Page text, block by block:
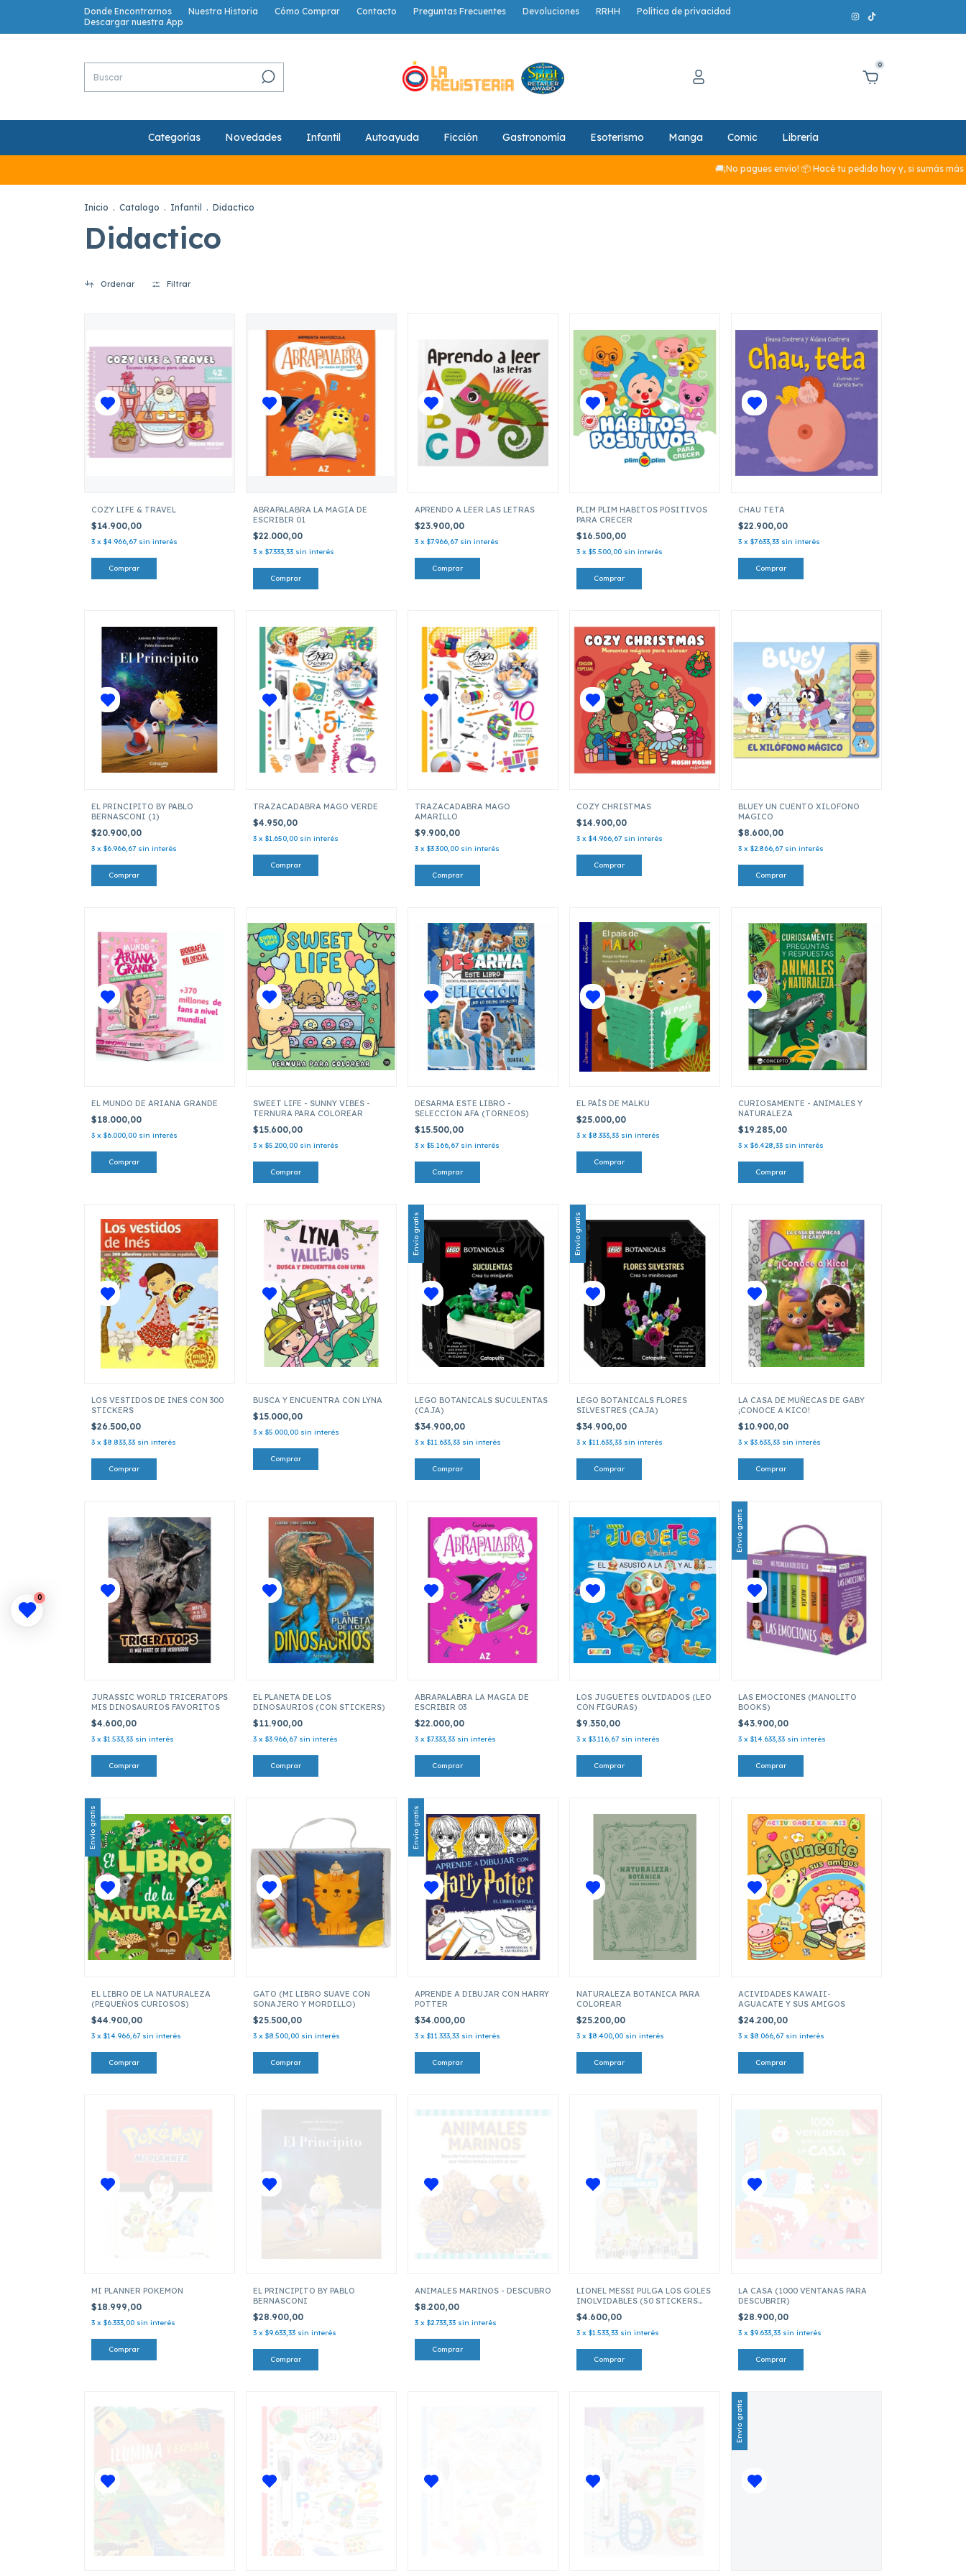
Donde Encontrarnos Nuestra Historia Cómo Comprar Contacto Preguntas Frecuentes Devoluciones RRHH
Política de privacidad
Descargar nuestra App
0
Categorías Novedades Infantil Autoayuda Ficción Gastronomía Esoterismo Manga Comic Librería
🚚¡No pagues envío! 📦 Hacé tu pedido hoy y, si sumás más de $29.990, el
Inicio . Catalogo . Infantil . Didactico
Didactico
Ordenar Filtrar
COZY LIFE & TRAVEL
$14.900,00
3 x $4.966,67 sin interés
ABRAPALABRA LA MAGIA DE
ESCRIBIR 01
$22.000,00
3 x $7.333,33 sin interés
APRENDO A LEER LAS LETRAS
$23.900,00
3 x $7.966,67 sin interés
PLIM PLIM HABITOS POSITIVOS
PARA CRECER
$16.500,00
3 x $5.500,00 sin interés
CHAU TETA
$22.900,00
3 x $7.633,33 sin interés
EL PRINCIPITO BY PABLO
BERNASCONI (1)
$20.900,00
3 x $6.966,67 sin interés
TRAZACADABRA MAGO VERDE
$4.950,00
3 x $1.650,00 sin interés
TRAZACADABRA MAGO
AMARILLO
$9.900,00
3 x $3.300,00 sin interés
COZY CHRISTMAS
$14.900,00
3 x $4.966,67 sin interés
BLUEY UN CUENTO XILOFONO
MAGICO
$8.600,00
3 x $2.866,67 sin interés
EL MUNDO DE ARIANA GRANDE
$18.000,00
3 x $6.000,00 sin interés
SWEET LIFE - SUNNY VIBES -
TERNURA PARA COLOREAR
$15.600,00
3 x $5.200,00 sin interés
DESARMA ESTE LIBRO -
SELECCION AFA (TORNEOS)
$15.500,00
3 x $5.166,67 sin interés
EL PAÍS DE MALKU
$25.000,00
3 x $8.333,33 sin interés
CURIOSAMENTE - ANIMALES Y
NATURALEZA
$19.285,00
3 x $6.428,33 sin interés
LOS VESTIDOS DE INES CON 300
STICKERS
$26.500,00
3 x $8.833,33 sin interés
BUSCA Y ENCUENTRA CON LYNA
$15.000,00
3 x $5.000,00 sin interés
Envío gratis
LEGO BOTANICALS SUCULENTAS
(CAJA)
$34.900,00
3 x $11.633,33 sin interés
Envío gratis
LEGO BOTANICALS FLORES
SILVESTRES (CAJA)
$34.900,00
3 x $11.633,33 sin interés
LA CASA DE MUÑECAS DE GABY
¡CONOCE A KICO!
$10.900,00
3 x $3.633,33 sin interés
JURASSIC WORLD TRICERATOPS
MIS DINOSAURIOS FAVORITOS
$4.600,00
3 x $1.533,33 sin interés
EL PLANETA DE LOS
DINOSAURIOS (CON STICKERS)
$11.900,00
3 x $3.966,67 sin interés
ABRAPALABRA LA MAGIA DE
ESCRIBIR 03
$22.000,00
3 x $7.333,33 sin interés
LOS JUGUETES OLVIDADOS (LEO
CON FIGURAS)
$9.350,00
3 x $3.116,67 sin interés
Envío gratis
LAS EMOCIONES (MANOLITO
BOOKS)
$43.900,00
3 x $14.633,33 sin interés
Envío gratis
EL LIBRO DE LA NATURALEZA
(PEQUEÑOS CURIOSOS)
$44.900,00
3 x $14.966,67 sin interés
GATO (MI LIBRO SUAVE CON
SONAJERO Y MORDILLO)
$25.500,00
3 x $8.500,00 sin interés
Envío gratis
APRENDE A DIBUJAR CON HARRY
POTTER
$34.000,00
3 x $11.333,33 sin interés
NATURALEZA BOTANICA PARA
COLOREAR
$25.200,00
3 x $8.400,00 sin interés
ACIVIDADES KAWAII-
AGUACATE Y SUS AMIGOS
$24.200,00
3 x $8.066,67 sin interés
MI PLANNER POKEMON
$18.999,00
3 x $6.333,00 sin interés
EL PRINCIPITO BY PABLO
BERNASCONI
$28.900,00
3 x $9.633,33 sin interés
ANIMALES MARINOS - DESCUBRO
$8.200,00
3 x $2.733,33 sin interés
LIONEL MESSI PULGA LOS GOLES
INOLVIDABLES (50 STICKERS
$4.600,00
3 x $1.533,33 sin interés
LA CASA (1000 VENTANAS PARA
DESCUBRIR)
$28.900,00
3 x $9.633,33 sin interés
Envío gratis
0